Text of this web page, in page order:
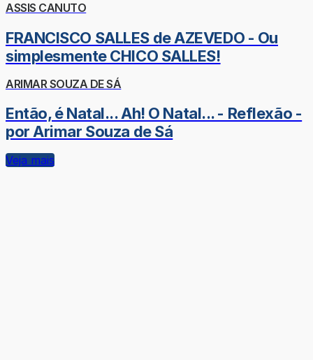
ASSIS CANUTO
FRANCISCO SALLES de AZEVEDO - Ou
simplesmente CHICO SALLES!
ARIMAR SOUZA DE SÁ
Então, é Natal... Ah! O Natal... - Reflexão -
por Arimar Souza de Sá
Veja mais